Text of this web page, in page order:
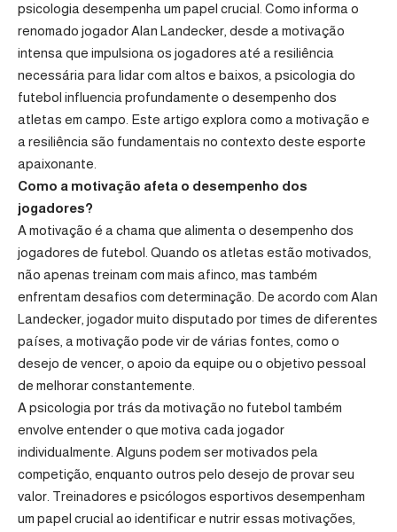
psicologia desempenha um papel crucial. Como informa o
renomado jogador Alan Landecker, desde a motivação
intensa que impulsiona os jogadores até a resiliência
necessária para lidar com altos e baixos, a psicologia do
futebol influencia profundamente o desempenho dos
atletas em campo. Este artigo explora como a motivação e
a resiliência são fundamentais no contexto deste esporte
apaixonante.
Como a motivação afeta o desempenho dos
jogadores?
A motivação é a chama que alimenta o desempenho dos
jogadores de futebol. Quando os atletas estão motivados,
não apenas treinam com mais afinco, mas também
enfrentam desafios com determinação. De acordo com Alan
Landecker, jogador muito disputado por times de diferentes
países, a motivação pode vir de várias fontes, como o
desejo de vencer, o apoio da equipe ou o objetivo pessoal
de melhorar constantemente.
A psicologia por trás da motivação no futebol também
envolve entender o que motiva cada jogador
individualmente. Alguns podem ser motivados pela
competição, enquanto outros pelo desejo de provar seu
valor. Treinadores e psicólogos esportivos desempenham
um papel crucial ao identificar e nutrir essas motivações,